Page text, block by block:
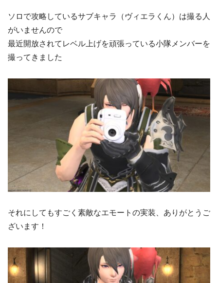
ソロで攻略しているサブキャラ（ヴィエラくん）は撮る人
がいませんので
最近開放されてレベル上げを頑張っている小隊メンバーを
撮ってきました
それにしてもすごく素敵なエモートの実装、ありがとうご
ざいます！